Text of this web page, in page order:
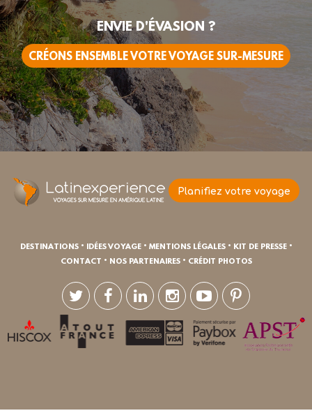
ENVIE D'ÉVASION ?
CRÉONS ENSEMBLE VOTRE VOYAGE SUR-MESURE
Planifiez votre voyage
DESTINATIONS • IDÉES VOYAGE • MENTIONS LÉGALES • KIT DE PRESSE •
CONTACT • NOS PARTENAIRES • CRÉDIT PHOTOS